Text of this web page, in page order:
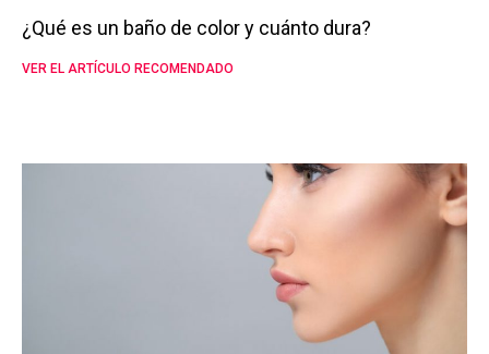
¿Qué es un baño de color y cuánto dura?
VER EL ARTÍCULO RECOMENDADO